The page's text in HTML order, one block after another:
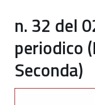
n. 32 del
periodico
Seconda)